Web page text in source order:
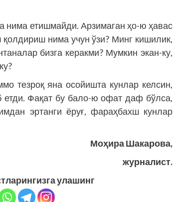
нима етишмайди. Арзимаган ҳо-ю ҳавас
нима учун ўзи? Минг кишилик,
бизга керакми? Мумкин экан-ку,
тезроқ яна осойишта кунлар келсин,
Фақат бу бало-ю офат даф бўлса,
эртанги ёруғ, фараҳбахш кунлар
Моҳира Шакарова,
журналист.
улашинг